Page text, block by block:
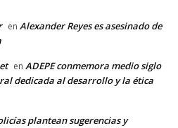
en Alexander Reyes es asesinado de
en ADEPE conmemora medio siglo
dedicada al desarrollo y la ética
plantean sugerencias y